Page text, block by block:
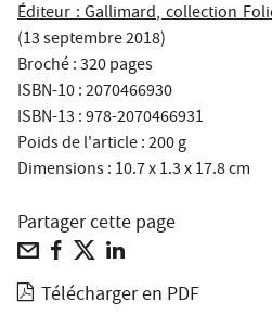
Éditeur : Gallimard, collection
(13 septembre 2018)
Broché : 320 pages
ISBN-10 : 2070466930
ISBN-13 : 978-2070466931
Poids de l'article : 200 g
Dimensions : 10.7 x 1.3 x 17.8 cm
Partager cette page
Télécharger en PDF